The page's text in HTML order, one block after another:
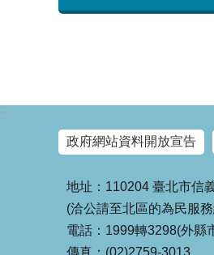
:::
政府網站資料開放宣告
地址：110204 臺北市信
(洽公請至北區的為民服
電話：1999轉3298(外縣